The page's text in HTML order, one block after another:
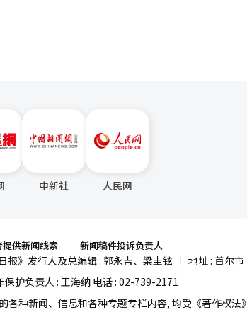
中新社 人民网
提供新闻线索 新闻稿件投诉负责人
报》发行人及总编辑 : 郭永吉、梁圭铉
地址 : 首尔市
保护负责人 : 王海纳 电话 : 02-739-2171
各种新闻、信息和各种专题专栏内容, 均受《著作权法》